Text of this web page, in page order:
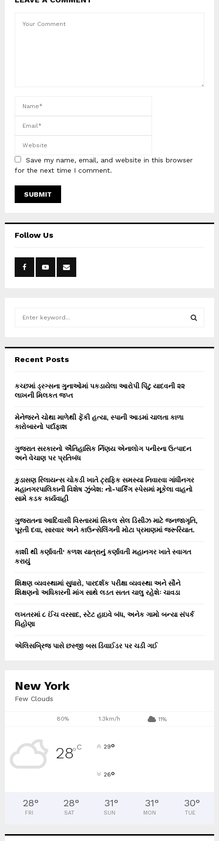
Save my name, email, and website in this browser
for the next time I comment.
Follow Us
h
o
r
Recent Posts
કચ્છમાં ડ્રગ્સના ગુનાઓમાં પકડાયેલા આરોપી પિંટુ યાદવની ૨૨
લાખની મિલકત જપ્ત
મેનેજરને ચોથા માળેથી ફેંકી હત્યા, સ્પાની આડમાં ચાલતા કાળા
કારોબારનો પર્દાફાશ
ગુજરાત સરકારનો ઐતિહાસિક ર્નિણય એનાલોગ પનીરના ઉત્પાદન
અને વેચાણ પર પ્રતિબંધ
કુડાસણ રિલાયન્સ ચોકડી ખાતે ટ્રાફિક સમસ્યા નિવારવા ગાંધીનગર
મહાનગરપાલિકાની વિશેષ ઝુંબેશ: નો-પાર્કિંગ સ્પેસમાં મૂકેલા વાહનો
સામે કડક કાર્યવાહી
ગુજરાતના આદિવાસી વિસ્તારમાં સિકલ સેલ ડિસીઝ માટે જનજાગૃતિ,
પૂરતી દવા, સારવાર અને કાઉન્સેલિંગની મોટા પ્રમાણમાં જરૂરિયાત.
કાશી થી કર્ણાવતી‘ કળશ યાત્રાનું કર્ણાવતી મહાનગર ખાતે સ્વાગત
કરાયું
શિક્ષણ વ્યવસ્થામાં સુધારો, પારદર્શક પરીક્ષા વ્યવસ્થા અને સૌને
શિક્ષણનો અધિકારની માંગ સાથે લડત સતત ચાલુ રહેશેઃ ચાવડા
લખતરમાં ૮ ઈંચ વરસાદ, સ્ટેટ હાઇવે બંધ, અનેક ગામો બન્યા સંપર્ક
વિહોણા
એલિસબ્રિજ પાસે છસ્જી બસ ડિવાઈડર પર ચડી ગઈ
New York
Few Clouds
80% 1.3km/h 11%
28°C 29°
26°
28°
FRI
28°
SAT
31°
SUN
31°
MON
30°
TUE